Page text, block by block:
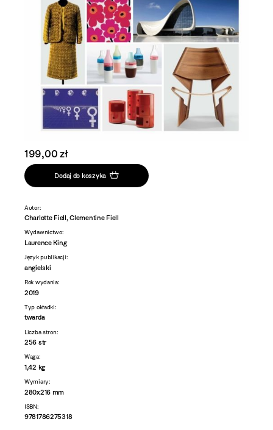
199,00 zł
Dodaj do koszyka
Autor:
Charlotte Fiell, Clementine Fiell
Wydawnictwo:
Laurence King
Język publikacji:
angielski
Rok wydania:
2019
Typ okładki:
twarda
Liczba stron:
256 str
Waga:
1,42 kg
Wymiary:
280x216 mm
ISBN:
9781786275318